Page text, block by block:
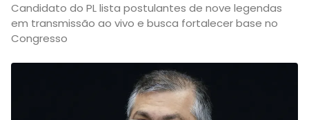
Candidato do PL lista postulantes de nove legendas
em transmissão ao vivo e busca fortalecer base no
Congresso